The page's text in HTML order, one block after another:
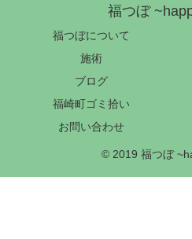
福つぼ
福つぼについて
施術
ブログ
福崎町ゴミ拾い
お問い合わせ
© 2019 福つぼ